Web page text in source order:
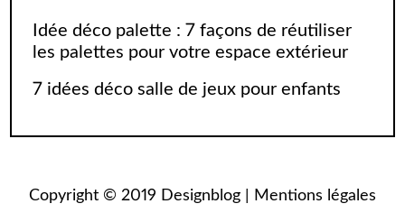
Idée déco palette : 7 façons de réutiliser
les palettes pour votre espace extérieur
7 idées déco salle de jeux pour enfants
Copyright © 2019 Designblog | Mentions légales